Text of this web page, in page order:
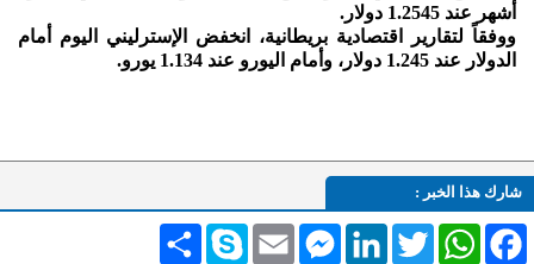
أشهر عند 1.2545 دولار.
ووفقاً لتقارير اقتصادية بريطانية، انخفض الإسترليني اليوم أمام
الدولار عند 1.245 دولار، وأمام اليورو عند 1.134 يورو.
شارك هذا الخبر :
انشر Skype Email
MessengerLinkedInTwitterWhatsAppFacebook